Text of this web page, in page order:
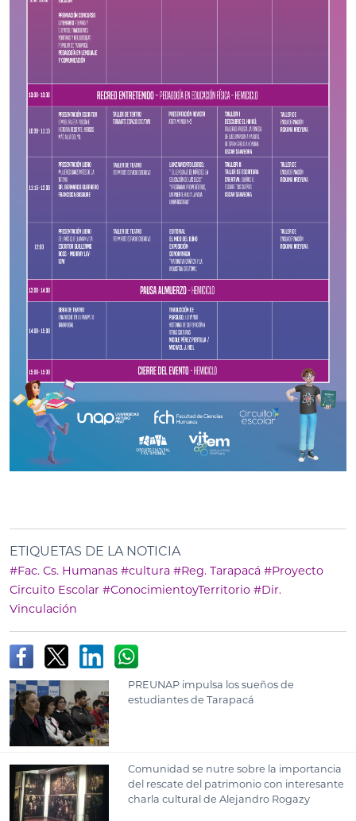
ETIQUETAS DE LA NOTICIA
#Fac. Cs. Humanas #cultura #Reg. Tarapacá #Proyecto
Circuito Escolar #ConocimientoyTerritorio #Dir.
Vinculación
PREUNAP impulsa los sueños de
estudiantes de Tarapacá
Comunidad se nutre sobre la importancia
del rescate del patrimonio con interesante
charla cultural de Alejandro Rogazy